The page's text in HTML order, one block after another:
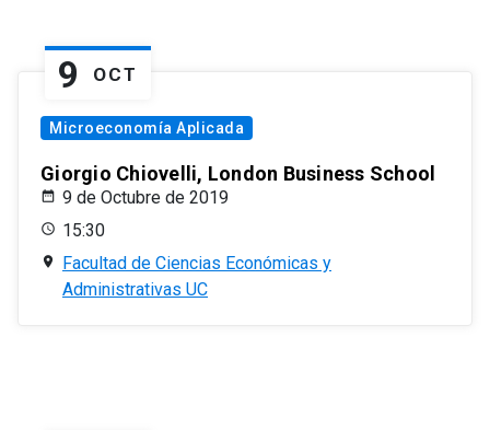
9 OCT
Microeconomía Aplicada
Giorgio Chiovelli, London Business School
9 de Octubre de 2019
15:30
Facultad de Ciencias Económicas y
Administrativas UC